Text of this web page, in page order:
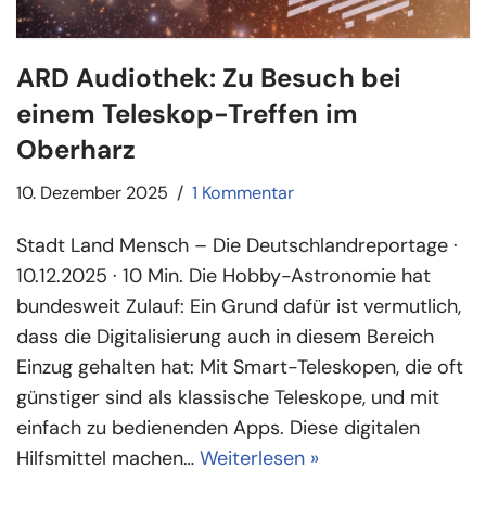
ARD Audiothek: Zu Besuch bei
einem Teleskop-Treffen im
Oberharz
10. Dezember 2025 1 Kommentar
Stadt Land Mensch – Die Deutschlandreportage ·
10.12.2025 · 10 Min. Die Hobby-Astronomie hat
bundesweit Zulauf: Ein Grund dafür ist vermutlich,
dass die Digitalisierung auch in diesem Bereich
Einzug gehalten hat: Mit Smart-Teleskopen, die oft
günstiger sind als klassische Teleskope, und mit
einfach zu bedienenden Apps. Diese digitalen
Hilfsmittel machen… Weiterlesen »